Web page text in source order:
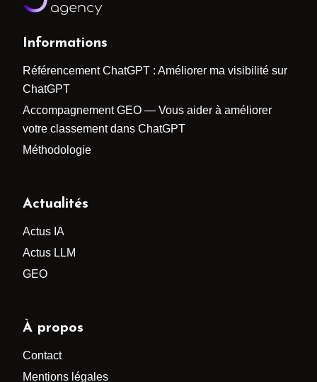
Informations
Référencement ChatGPT : Améliorer ma visibilité sur
ChatGPT
Accompagnement GEO — Vous aider à améliorer
votre classement dans ChatGPT
Méthodologie
Actualités
Actus IA
Actus LLM
GEO
À propos
Contact
Mentions légales